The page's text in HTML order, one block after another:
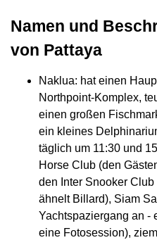
Namen und
von Pattaya
Naklua: hat einen
Northpoint-Komplex,
einen großen
ein kleines
täglich um 11:30 und
Horse Club (den
den Inter Snooker
ähnelt Billard), Siam
Yachtspaziergang an -
eine Fotosession),